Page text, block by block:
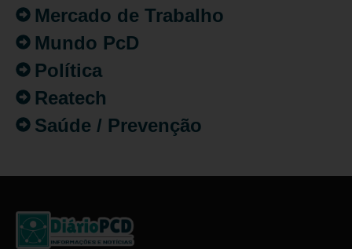
Mercado de Trabalho
Mundo PcD
Política
Reatech
Saúde / Prevenção